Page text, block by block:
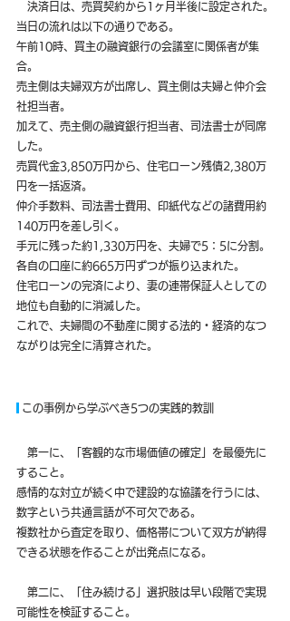
決済日は、売買契約から1ヶ月半後に設定された。
当日の流れは以下の通りである。
午前10時、買主の融資銀行の会議室に関係者が集
合。
売主側は夫婦双方が出席し、買主側は夫婦と仲介会
社担当者。
加えて、売主側の融資銀行担当者、司法書士が同席
した。
売買代金3,850万円から、住宅ローン残債2,380万
円を一括返済。
仲介手数料、司法書士費用、印紙代などの諸費用約
140万円を差し引く。
手元に残った約1,330万円を、夫婦で5：5に分割。
各自の口座に約665万円ずつが振り込まれた。
住宅ローンの完済により、妻の連帯保証人としての
地位も自動的に消滅した。
これで、夫婦間の不動産に関する法的・経済的なつ
ながりは完全に清算された。
この事例から学ぶべき5つの実践的教訓
第一に、「客観的な市場価値の確定」を最優先に
すること。
感情的な対立が続く中で建設的な協議を行うには、
数字という共通言語が不可欠である。
複数社から査定を取り、価格帯について双方が納得
できる状態を作ることが出発点になる。
第二に、「住み続ける」選択肢は早い段階で実現
可能性を検証すること。